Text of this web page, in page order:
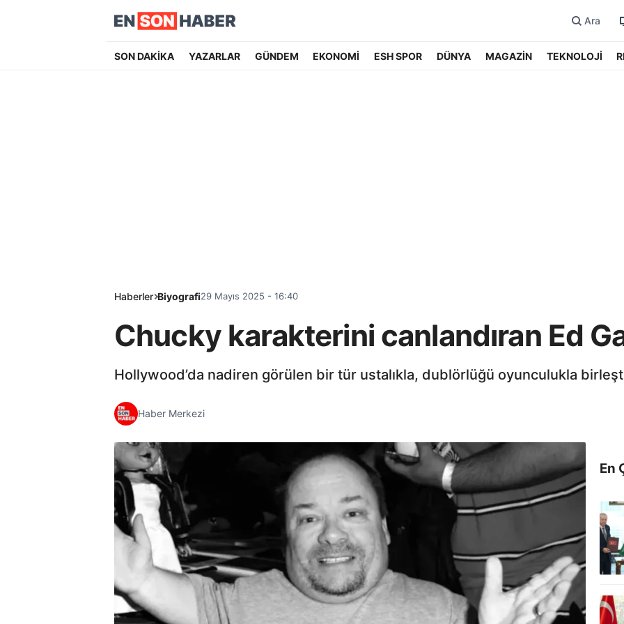
Ara
SON DAKİKA YAZARLAR GÜNDEM EKONOMİ ESH SPOR DÜNYA MAGAZİN TEKNOLOJİ
Haberler Biyografi29 Mayıs 2025 - 16:40
Chucky karakterini canlandıran Ed
Hollywood’da nadiren görülen bir tür ustalıkla, dublörlüğü oyunculukla
Haber Merkezi
En